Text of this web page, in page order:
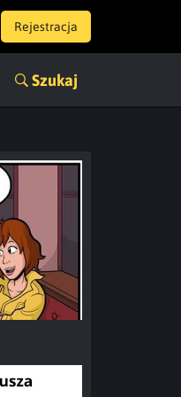
Rejestracja
Szukaj